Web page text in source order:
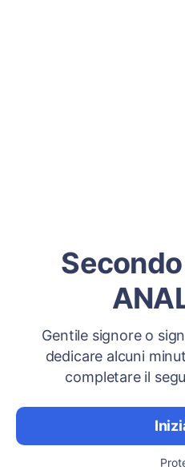
Gentile signore o
dedicare alcuni
completare il